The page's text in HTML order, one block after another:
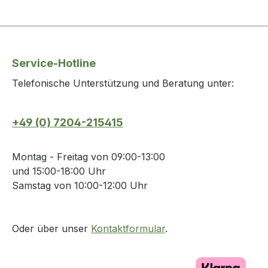
Service-Hotline
Telefonische Unterstützung und Beratung unter:
+49 (0) 7204-215415
Montag - Freitag von 09:00-13:00
und 15:00-18:00 Uhr
Samstag von 10:00-12:00 Uhr
Oder über unser Kontaktformular.